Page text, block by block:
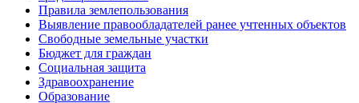
Правила землепользования
Выявление правообладателей ранее учтенных объектов
Свободные земельные участки
Бюджет для граждан
Социальная защита
Здравоохранение
Образование